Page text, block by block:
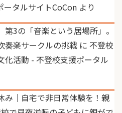
ータルサイトCoCon より
3の「音楽という居場所」。
奏楽サークルの挑戦 に 不登校
化活動 - 不登校支援ポータル
み｜自宅で非日常体験を！親